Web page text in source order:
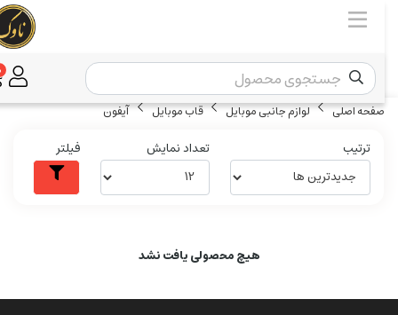
0
صفحه اصلی لوازم جانبی موبایل قاب موبایل آیفون
ترتیب تعداد نمایش فیلتر
هیچ محصولی یافت نشد